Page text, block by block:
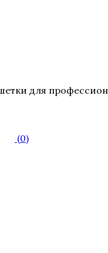
для
(0)